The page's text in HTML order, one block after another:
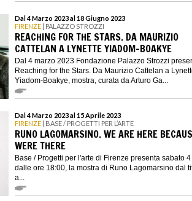
Dal 4 Marzo 2023 al 18 Giugno 2023
FIRENZE | PALAZZO STROZZI
REACHING FOR THE STARS. DA MAURIZIO
CATTELAN A LYNETTE YIADOM-BOAKYE
Dal 4 marzo 2023 Fondazione Palazzo Strozzi
Reaching for the Stars. Da Maurizio Cattelan a
Yiadom-Boakye, mostra, curata da Arturo Ga...
Dal 4 Marzo 2023 al 15 Aprile 2023
FIRENZE | BASE / PROGETTI PER L’ARTE
RUNO LAGOMARSINO. WE ARE HERE
WERE THERE
Base / Progetti per l'arte di Firenze presenta sabato
dalle ore 18:00, la mostra di Runo Lagomarsino dal
a...